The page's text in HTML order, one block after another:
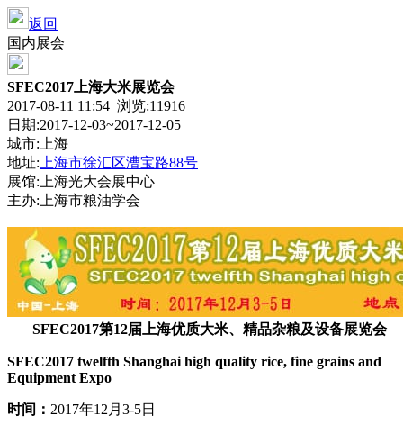
返回
国内展会
SFEC2017上海大米展览会
2017-08-11 11:54 浏览:11916
日期:2017-12-03~2017-12-05
城市:上海
地址: 上海市徐汇区漕宝路88号
展馆:上海光大会展中心
主办:上海市粮油学会
SFEC2017第12届上海优质大米、精品杂粮及设备展览会
SFEC2017 twelfth Shanghai high quality rice, fine grains and
Equipment Expo
时间 ： 2017年12月3-5日